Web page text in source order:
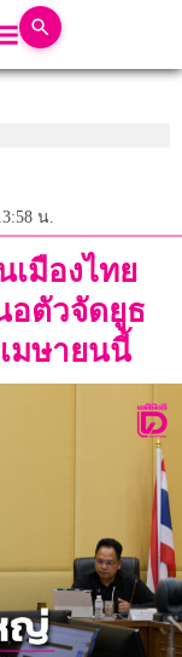
น.
เมืองไทย
อตัวจัดยูธ
มษายนนี้